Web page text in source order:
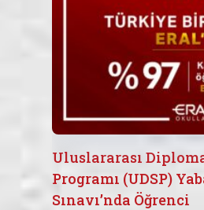
Uluslararası
Programı (UDSP)
Sınavı’nda Öğrenci